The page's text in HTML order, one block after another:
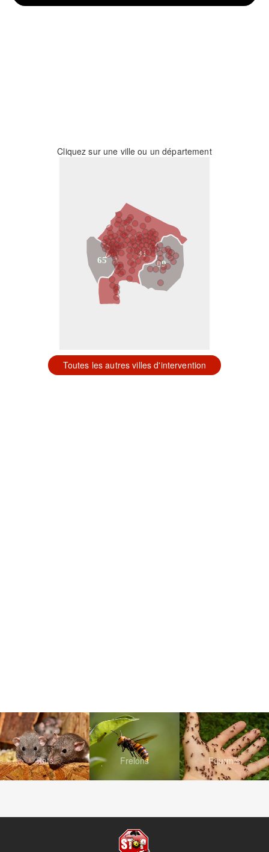
Cliquez sur une ville ou un département
31
09
65
Toutes les autres villes d'intervention
Rats Frelons Fourmis